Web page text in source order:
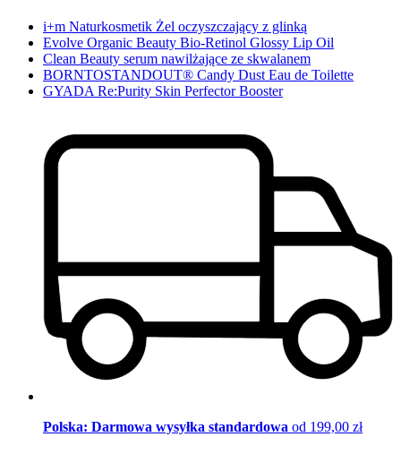
i+m Naturkosmetik Żel oczyszczający z glinką
Evolve Organic Beauty Bio-Retinol Glossy Lip Oil
Clean Beauty serum nawilżające ze skwalanem
BORNTOSTANDOUT® Candy Dust Eau de Toilette
GYADA Re:Purity Skin Perfector Booster
Polska: Darmowa wysyłka standardowa od 199,00 zł